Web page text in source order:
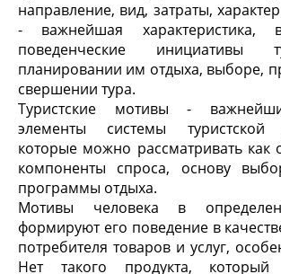
направление, вид, затраты,
- важнейшая характеристика,
поведенческие инициативы
планировании им отдыха, выборе,
свершении тура.
Туристские мотивы -
элементы системы туристской
которые можно рассматривать
компоненты спроса, основу
программы отдыха.
Мотивы человека в
формируют его поведение в
потребителя товаров и услуг,
Нет такого продукта,